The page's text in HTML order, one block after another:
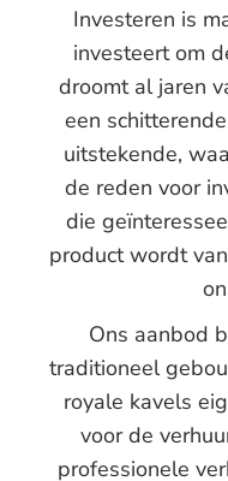
Investeren is
investeert om
droomt al jaren
een
uitstekende,
de reden voor
die
product wordt
Ons aanbod
traditioneel
royale kavels
voor de
professionele